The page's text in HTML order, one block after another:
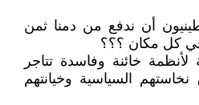
أن ندفع من دمنا ثمن
في كل مكان ؟؟؟
خائنة وفاسدة تتاجر
السياسية وخيانتهم